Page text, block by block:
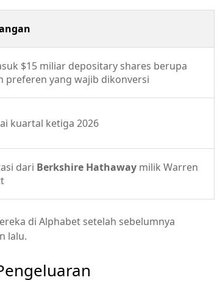
$15 miliar depositary shares berupa
preferen yang wajib dikonversi
kuartal ketiga 2026
dari Berkshire Hathaway milik Warren
di Alphabet setelah sebelumnya
lalu.